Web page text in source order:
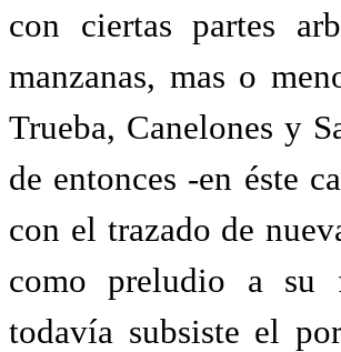
con ciertas partes
manzanas, mas o
Trueba, Canelones y
de entonces -en éste
con el trazado de
como preludio a su
todavía subsiste el